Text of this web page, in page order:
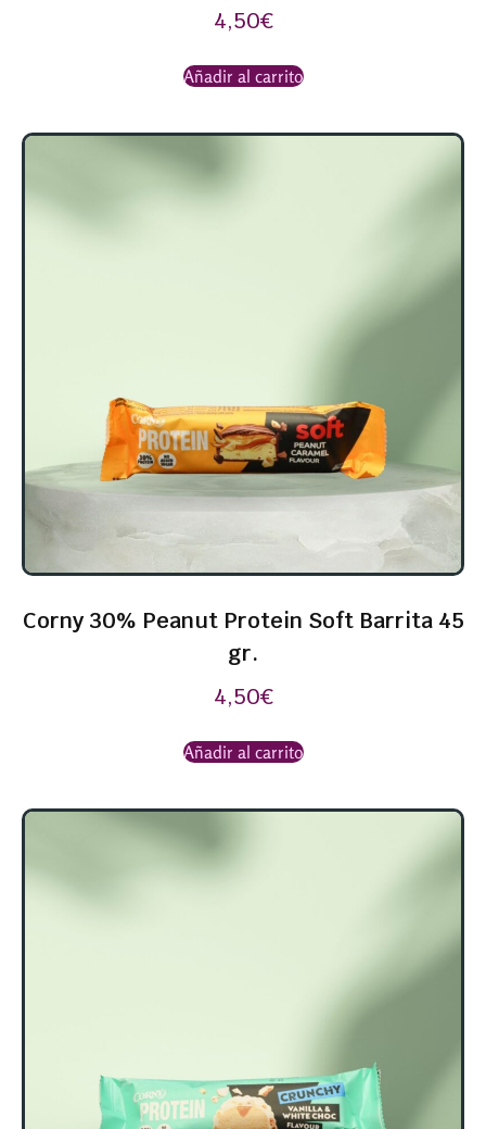
4,50€
Añadir al carrito
Corny 30% Peanut Protein Soft Barrita 45
gr.
4,50€
Añadir al carrito